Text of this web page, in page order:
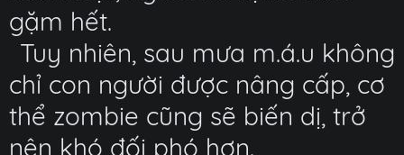
gặm hết.
Tuy nhiên, sau mưa m.á.u không
chỉ con người được nâng cấp, cơ
thể zombie cũng sẽ biến dị, trở
nên khó đối phó hơn.